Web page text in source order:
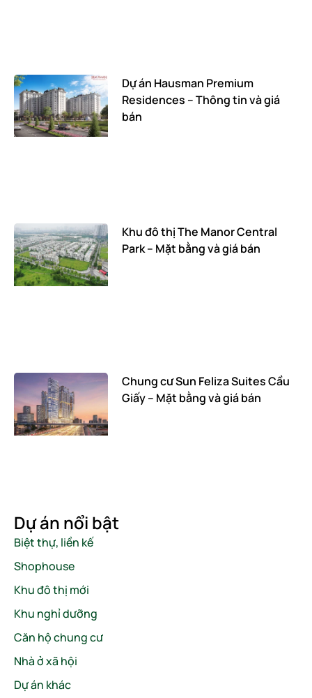
Dự án Hausman Premium
Residences – Thông tin và giá
bán
Khu đô thị The Manor Central
Park – Mặt bằng và giá bán
Chung cư Sun Feliza Suites Cầu
Giấy – Mặt bằng và giá bán
Dự án nổi bật
Biệt thự, liền kế
Shophouse
Khu đô thị mới
Khu nghỉ dưỡng
Căn hộ chung cư
Nhà ở xã hội
Dự án khác